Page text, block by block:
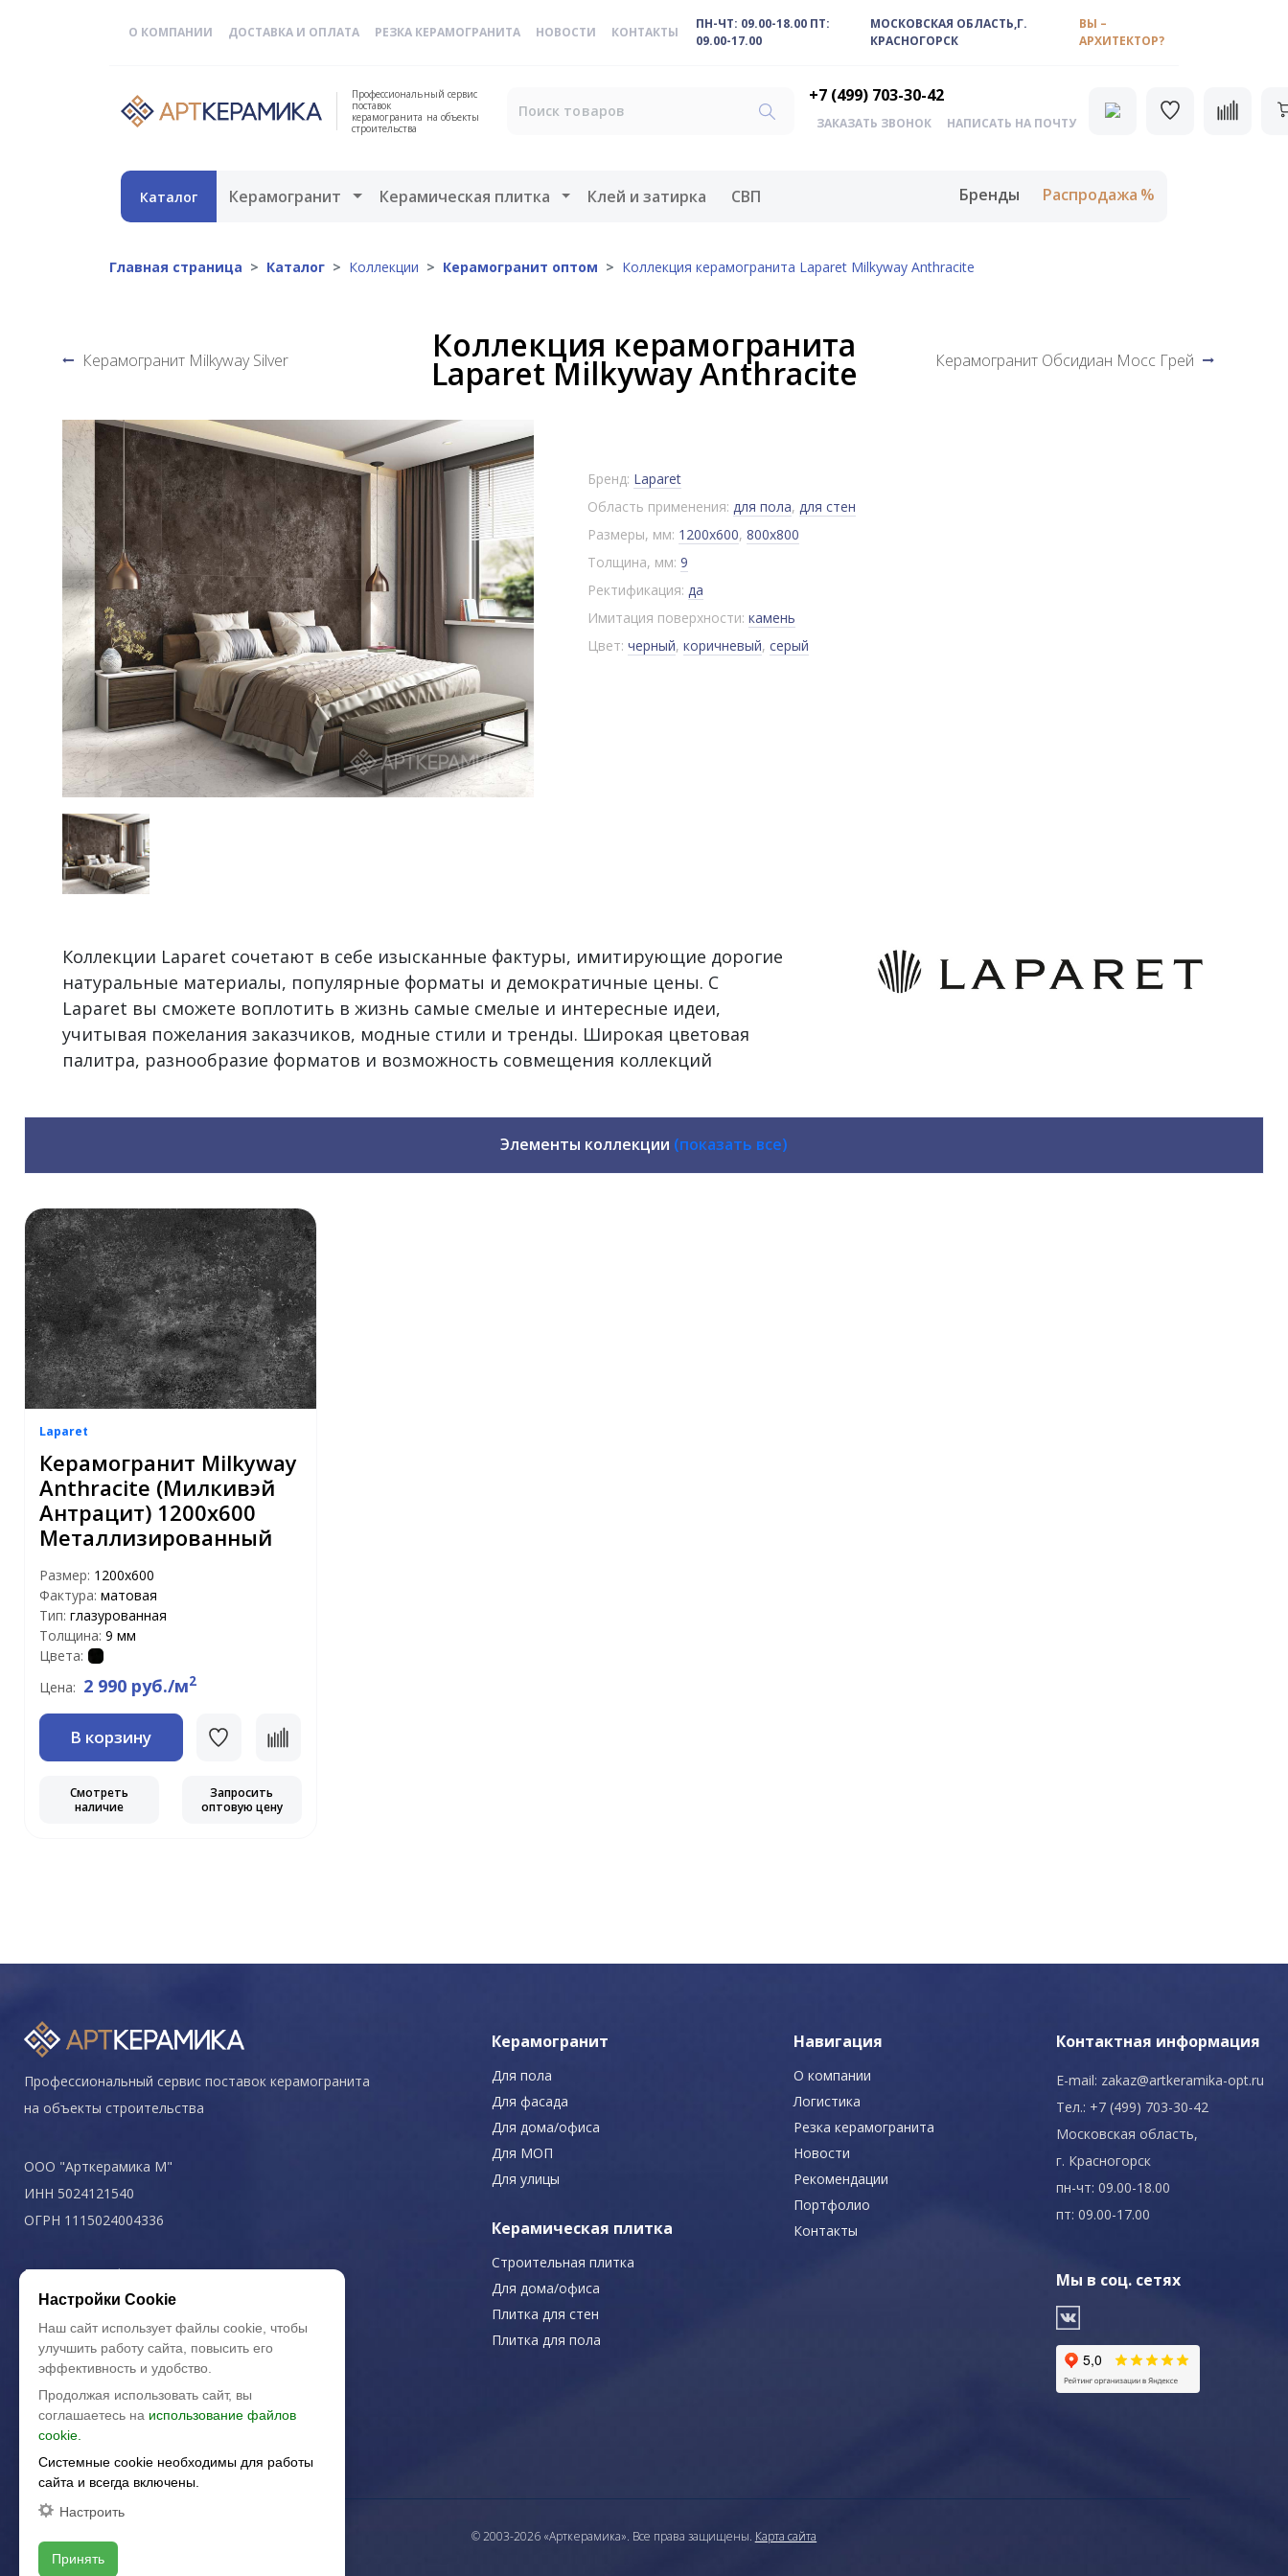
О КОМПАНИИ ДОСТАВКА И ОПЛАТА РЕЗКА КЕРАМОГРАНИТА НОВОСТИ КОНТАКТЫ
ПН-ЧТ: 09.00-18.00 ПТ:
09.00-17.00
МОСКОВСКАЯ ОБЛАСТЬ,Г.
КРАСНОГОРСК
ВЫ –
АРХИТЕКТОР?
Профессиональный сервис
поставок
керамогранита на объекты
строительства
+7 (499) 703-30-42
ЗАКАЗАТЬ ЗВОНОК НАПИСАТЬ НА ПОЧТУ
Каталог Керамогранит Открыть меню
Керамическая плитка Открыть меню
Клей и затирка СВП Бренды Распродажа
Главная страница Каталог Коллекции Керамогранит оптом Коллекция керамогранита Laparet Milkyway Anthracite
Керамогранит Milkyway Silver Коллекция керамогранита
Laparet Milkyway Anthracite Керамогранит Обсидиан Мосс Грей
Бренд: Laparet
Область применения: для пола, для стен
Размеры, мм: 1200x600, 800x800
Толщина, мм: 9
Ректификация: да
Имитация поверхности: камень
Цвет: черный, коричневый, серый
Коллекции Laparet сочетают в себе изысканные фактуры, имитирующие дорогие
натуральные материалы, популярные форматы и демократичные цены. С
Laparet вы сможете воплотить в жизнь самые смелые и интересные идеи,
учитывая пожелания заказчиков, модные стили и тренды. Широкая цветовая
палитра, разнообразие форматов и возможность совмещения коллекций
Элементы коллекции (показать все)
Laparet
Керамогранит Milkyway
Anthracite (Милкивэй
Антрацит) 1200х600
Металлизированный
Размер: 1200x600
Фактура: матовая
Тип: глазурованная
Толщина: 9 мм
Цвета:
Цена: 2 990 руб./м2
В корзину
Смотреть
наличие
Запросить
оптовую цену
Профессиональный сервис поставок керамогранита
на объекты строительства
ООО "Арткерамика М"
ИНН 5024121540
ОГРН 1115024004336
Политика конфиденциальности
Керамогранит
Для пола
Для фасада
Для дома/офиса
Для МОП
Для улицы
Керамическая плитка
Строительная плитка
Для дома/офиса
Плитка для стен
Плитка для пола
Навигация
О компании
Логистика
Резка керамогранита
Новости
Рекомендации
Портфолио
Контакты
Контактная информация
E-mail: zakaz@artkeramika-opt.ru
Тел.: +7 (499) 703-30-42
Московская область,
г. Красногорск
пн-чт: 09.00-18.00
пт: 09.00-17.00
Мы в соц. сетях
© 2003-2026 «Арткерамика». Все права защищены. Карта сайта
Настройки Cookie
Наш сайт использует файлы cookie, чтобы
улучшить работу сайта, повысить его
эффективность и удобство.
Продолжая использовать сайт, вы
соглашаетесь на использование файлов
cookie.
Системные cookie необходимы для работы
сайта и всегда включены.
Настроить
Принять